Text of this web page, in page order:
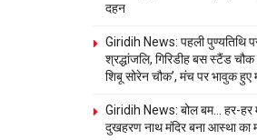
दहन
Giridih News: पहली पुण्यतिथि
श्रद्धांजलि, गिरिडीह बस स्टैंड
शिबू सोरेन चौक’, मंच पर भावुक हुए
Giridih News: बोल बम… हर-हर
दुखहरण नाथ मंदिर बना आस्था का